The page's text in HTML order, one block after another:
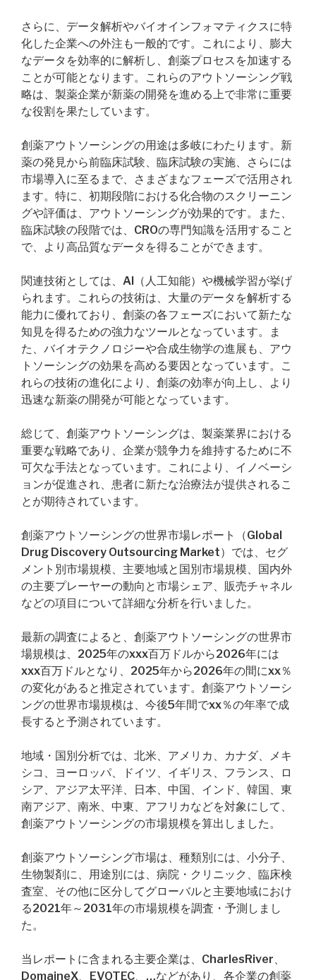
さらに、データ解析やバイオインフォマティクスに特
化した企業への外注も一般的です。これにより、膨大
なデータを効率的に解析し、創薬プロセスを加速する
ことが可能となります。これらのアウトソーシング戦
略は、製薬企業が新薬の開発を進める上で非常に重要
な役割を果たしています。
創薬アウトソーシングの用途は多岐にわたります。新
薬の発見から前臨床試験、臨床試験の実施、さらには
市場導入に至るまで、さまざまなフェーズで活用され
ます。特に、初期段階における化合物のスクリーニン
グや評価は、アウトソーシングが効果的です。また、
臨床試験の段階では、CROの専門知識を活用すること
で、より高品質なデータを得ることができます。
関連技術としては、AI（人工知能）や機械学習が挙げ
られます。これらの技術は、大量のデータを解析する
能力に優れており、創薬の各フェーズにおいて新たな
知見を得るための強力なツールとなっています。ま
た、バイオテクノロジーや合成生物学の進展も、アウ
トソーシングの効果を高める要因となっています。こ
れらの技術の進化により、創薬の効率が向上し、より
迅速な新薬の開発が可能となっています。
総じて、創薬アウトソーシングは、製薬業界における
重要な戦略であり、企業が競争力を維持するために不
可欠な手法となっています。これにより、イノベーシ
ョンが促進され、患者に新たな治療法が提供されるこ
とが期待されています。
創薬アウトソーシングの世界市場レポート（Global
Drug Discovery Outsourcing Market）では、セグ
メント別市場規模、主要地域と国別市場規模、国内外
の主要プレーヤーの動向と市場シェア、販売チャネル
などの項目について詳細な分析を行いました。
最新の調査によると、創薬アウトソーシングの世界市
場規模は、2025年のxxx百万ドルから2026年には
xxx百万ドルとなり、2025年から2026年の間にxx％
の変化があると推定されています。創薬アウトソーシ
ングの世界市場規模は、今後5年間でxx％の年率で成
長すると予測されています。
地域・国別分析では、北米、アメリカ、カナダ、メキ
シコ、ヨーロッパ、ドイツ、イギリス、フランス、ロ
シア、アジア太平洋、日本、中国、インド、韓国、東
南アジア、南米、中東、アフリカなどを対象にして、
創薬アウトソーシングの市場規模を算出しました。
創薬アウトソーシング市場は、種類別には、小分子、
生物製剤に、用途別には、病院・クリニック、臨床検
査室、その他に区分してグローバルと主要地域におけ
る2021年～2031年の市場規模を調査・予測しまし
た。
当レポートに含まれる主要企業は、CharlesRiver、
DomaineX、EVOTEC、…などがあり、各企業の創薬